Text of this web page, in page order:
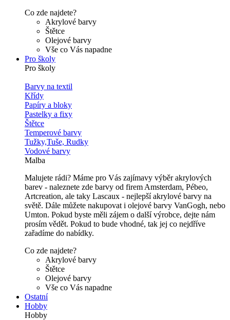
Co zde najdete?
Akrylové barvy
Štětce
Olejové barvy
Vše co Vás napadne
Pro školy
Pro školy
Barvy na textil
Křídy
Papíry a bloky
Pastelky a fixy
Štětce
Temperové barvy
Tužky,Tuše, Rudky
Vodové barvy
Malba
Malujete rádi? Máme pro Vás zajímavy výběr akrylových
barev - naleznete zde barvy od firem Amsterdam, Pébeo,
Artcreation, ale taky Lascaux - nejlepší akrylové barvy na
světě. Dále můžete nakupovat i olejové barvy VanGogh, nebo
Umton. Pokud byste měli zájem o další výrobce, dejte nám
prosím vědět. Pokud to bude vhodné, tak jej co nejdříve
zařadíme do nabídky.
Co zde najdete?
Akrylové barvy
Štětce
Olejové barvy
Vše co Vás napadne
Ostatní
Hobby
Hobby